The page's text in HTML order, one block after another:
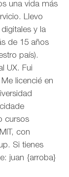
una vida más
Llevo
y la
de 15 años
país).
UX. Fui
licencié en
cursos
con
Si tienes
juan {arroba}